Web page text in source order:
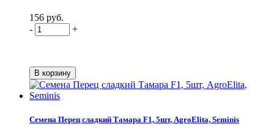
156 руб.
-
+
Семена Перец сладкий Тамара F1, 5шт, AgroElita, Seminis